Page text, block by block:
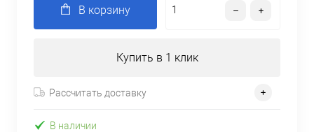
В корзину
Купить в 1 клик
Рассчитать доставку
В наличии